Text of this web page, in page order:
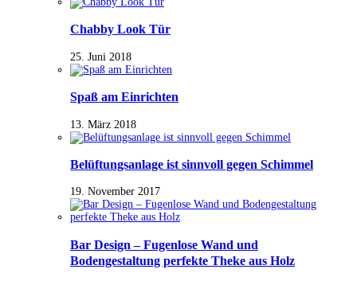
Chabby Look Tür
25. Juni 2018
Spaß am Einrichten
13. März 2018
Belüftungsanlage ist sinnvoll gegen Schimmel
19. November 2017
Bar Design – Fugenlose Wand und
Bodengestaltung perfekte Theke aus Holz